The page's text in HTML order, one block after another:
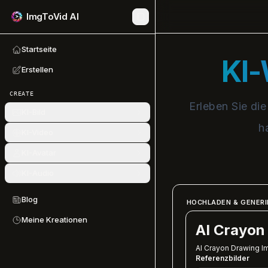
ImgToVid AI
Startseite
Erstellen
CREATE
Blog
Meine Kreationen
Erleben Sie
HOCHLADEN &
AI
AI Crayon Drawing
Referenzbilder